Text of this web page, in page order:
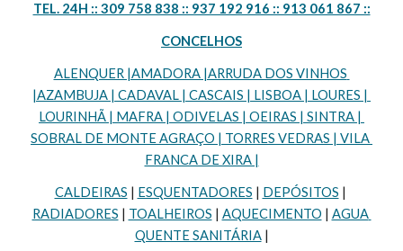
TEL. 24H :: 309 758 838 :: 937 192 916 :: 913 061 867 ::
CONCELHOS
ALENQUER |AMADORA |ARRUDA DOS VINHOS
|AZAMBUJA | CADAVAL | CASCAIS | LISBOA | LOURES |
LOURINHÃ | MAFRA | ODIVELAS | OEIRAS | SINTRA |
SOBRAL DE MONTE AGRAÇO | TORRES VEDRAS | VILA
FRANCA DE XIRA |
CALDEIRAS | ESQUENTADORES | DEPÓSITOS
RADIADORES | TOALHEIROS | AQUECIMENTO | AGUA
QUENTE SANITÁRIA |